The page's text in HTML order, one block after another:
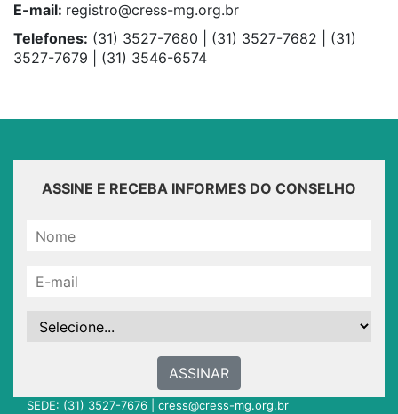
E-mail: registro@cress-mg.org.br
Telefones: (31) 3527-7680 | (31) 3527-7682 | (31)
3527-7679 | (31) 3546-6574
ASSINE E RECEBA INFORMES DO CONSELHO
ASSINAR
SEDE: (31) 3527-7676 | cress@cress-mg.org.br